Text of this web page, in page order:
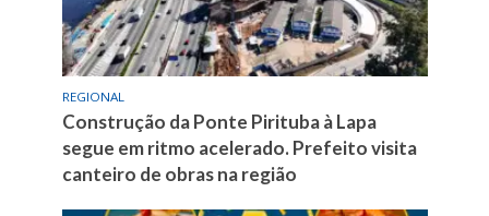
REGIONAL
Construção da Ponte Pirituba à Lapa
segue em ritmo acelerado. Prefeito visita
canteiro de obras na região